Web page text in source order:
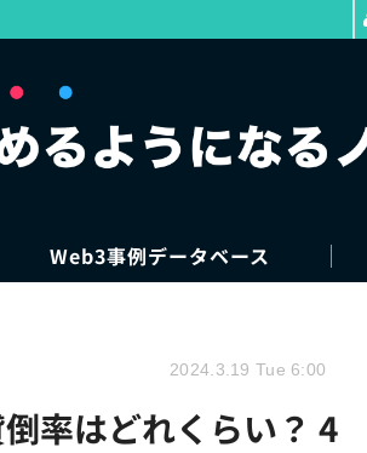
Web3事例データベース
率はどれくらい？ 4
2024.3.19 Tue 6:00